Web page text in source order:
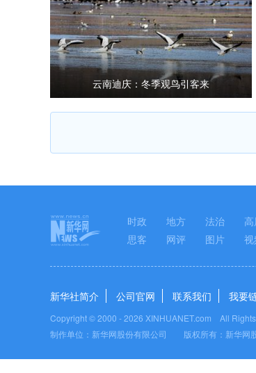
云南迪庆：冬季观鸟引客来
时政 地方 法治
思客
网评 图片 视
新华社简介 公司官网 联系我们 我要
Copyright © 2000 -2026 XINHUANET.com All Rights
制作单位：新华网股份有限公司 版权所有：新华网